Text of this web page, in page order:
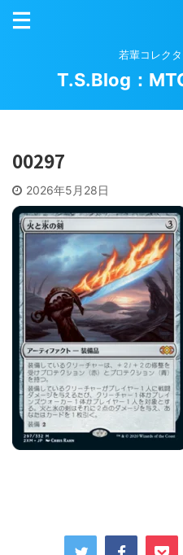
若輩コレク
T.S.Blog：
00297
2026年5月28日